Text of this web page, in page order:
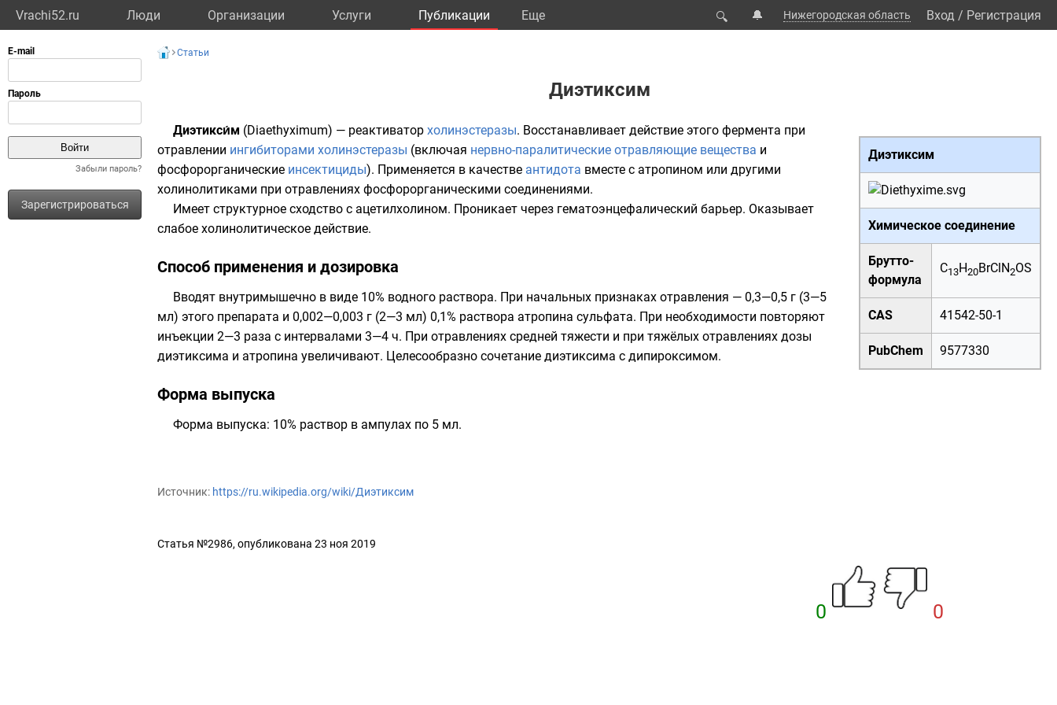
Vrachi52.ru Люди Организации Услуги Публикации Eще 🔍 🔔 Нижегородская область Вход / Регистрация
Забыли пароль?
Зарегистрироваться
Статьи
Диэтиксим
Диэтиксим
Химическое соединение
Брутто-
формула
C13H20BrClN2OS
CAS 41542-50-1
PubChem 9577330
Диэтикси́м (Diaethyximum) — реактиватор холинэстеразы. Восстанавливает действие этого фермента при
отравлении ингибиторами холинэстеразы (включая нервно-паралитические отравляющие вещества и
фосфорорганические инсектициды). Применяется в качестве антидота вместе с атропином или другими
холинолитиками при отравлениях фосфорорганическими соединениями.
Имеет структурное сходство с ацетилхолином. Проникает через гематоэнцефалический барьер. Оказывает
слабое холинолитическое действие.
Способ применения и дозировка
Вводят внутримышечно в виде 10% водного раствора. При начальных признаках отравления — 0,3—0,5 г (3—5
мл) этого препарата и 0,002—0,003 г (2—3 мл) 0,1% раствора атропина сульфата. При необходимости повторяют
инъекции 2—3 раза с интервалами 3—4 ч. При отравлениях средней тяжести и при тяжёлых отравлениях дозы
диэтиксима и атропина увеличивают. Целесообразно сочетание диэтиксима с дипироксимом.
Форма выпуска
Форма выпуска: 10% раствор в ампулах по 5 мл.
Источник: https://ru.wikipedia.org/wiki/Диэтиксим
Статья №2986, опубликована 23 ноя 2019
0 0